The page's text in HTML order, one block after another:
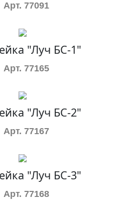
Арт. 77091
"Луч БС-1"
Арт. 77165
"Луч БС-2"
Арт. 77167
"Луч БС-3"
Арт. 77168